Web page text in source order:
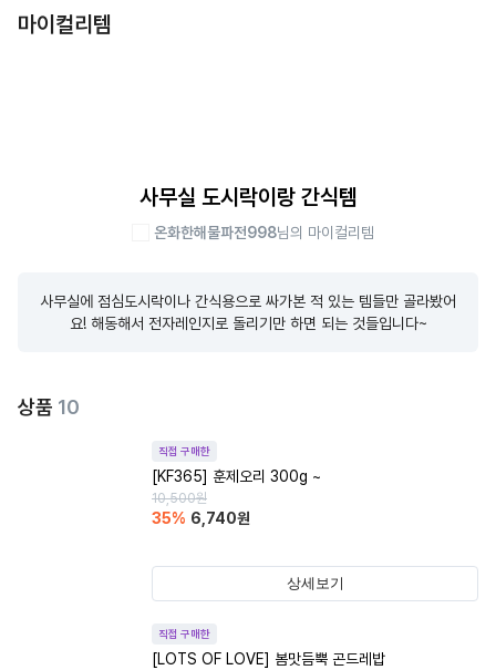
마이컬리템
사무실 도시락이랑 간식템
온화한해물파전998님의 마이컬리템
사무실에 점심도시락이나 간식용으로 싸가본 적 있는 템들만 골라봤어
요! 해동해서 전자레인지로 돌리기만 하면 되는 것들입니다~
상품 10
직접 구매한
[KF365] 훈제오리 300g ~
10,500원
35% 6,740원
상세보기
직접 구매한
[LOTS OF LOVE] 봄맛듬뿍 곤드레밥